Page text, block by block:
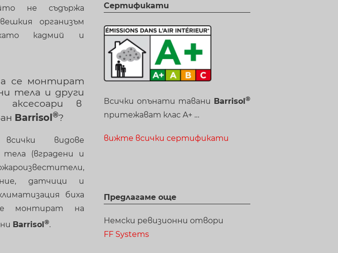
не съдържа
организъм
кадмий и
се монтират
тела и други
аксесоари в
Barrisol ?
видове
(вградени и
датчици и
биха
монтират на
Barrisol .
Сертификати
Всички опънати тавани Barrisol
притежават клас A+ …
вижте всички сертификати
Предлагаме още
Немски ревизионни отвори
FF Systems